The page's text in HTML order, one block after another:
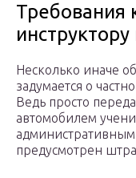
Требования
Несколько иначе
задумается о
Ведь просто
автомобилем
административным
предусмотрен